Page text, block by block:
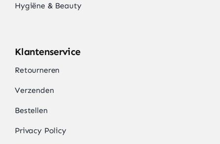
Hygiëne & Beauty
Klantenservice
Retourneren
Verzenden
Bestellen
Privacy Policy